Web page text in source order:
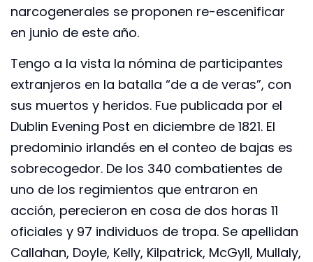
narcogenerales se proponen re-escenificar
en junio de este año.
Tengo a la vista la nómina de participantes
extranjeros en la batalla “de a de veras”, con
sus muertos y heridos. Fue publicada por el
Dublin Evening Post en diciembre de 1821. El
predominio irlandés en el conteo de bajas es
sobrecogedor. De los 340 combatientes de
uno de los regimientos que entraron en
acción, perecieron en cosa de dos horas 11
oficiales y 97 individuos de tropa. Se apellidan
Callahan, Doyle, Kelly, Kilpatrick, McGyll, Mullaly,